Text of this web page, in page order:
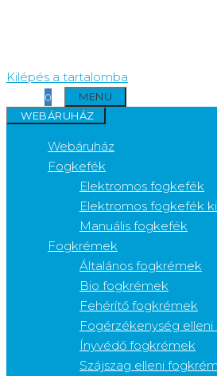
Kilépés a tartalomba
0
MENÜ
WEBÁRUHÁZ
Webáruház
Fogkefék
Elektromos fogkefék
Elektromos fogkefék
Manuális fogkefék
Fogkrémek
Általános fogkrémek
Bio fogkrémek
Fehérítő fogkrémek
Fogérzékenység
Ínyvédő fogkrémek
Szájszag elleni